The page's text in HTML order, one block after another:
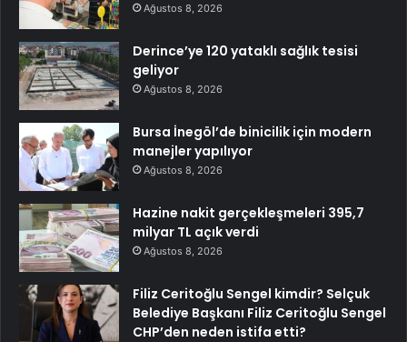
Ağustos 8, 2026
Derince’ye 120 yataklı sağlık tesisi
geliyor
Ağustos 8, 2026
Bursa İnegöl’de binicilik için modern
manejler yapılıyor
Ağustos 8, 2026
Hazine nakit gerçekleşmeleri 395,7
milyar TL açık verdi
Ağustos 8, 2026
Filiz Ceritoğlu Sengel kimdir? Selçuk
Belediye Başkanı Filiz Ceritoğlu Sengel
CHP’den neden istifa etti?